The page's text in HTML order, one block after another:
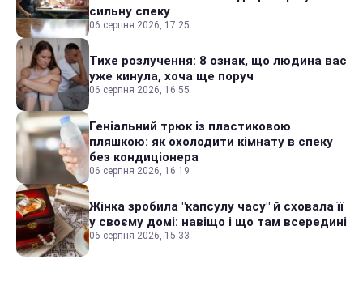
сильну спеку
06 серпня 2026, 17:25
Тихе розлучення: 8 ознак, що людина вас
уже кинула, хоча ще поруч
06 серпня 2026, 16:55
Геніальний трюк із пластиковою
пляшкою: як охолодити кімнату в спеку
без кондиціонера
06 серпня 2026, 16:19
Жінка зробила "капсулу часу" й сховала її
у своєму домі: навіщо і що там всередині
06 серпня 2026, 15:33